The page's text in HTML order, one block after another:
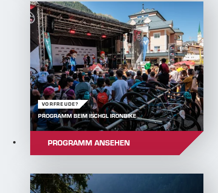
VORFREUDE?
PROGRAMM BEIM ISCHGL IRONBIKE
PROGRAMM ANSEHEN